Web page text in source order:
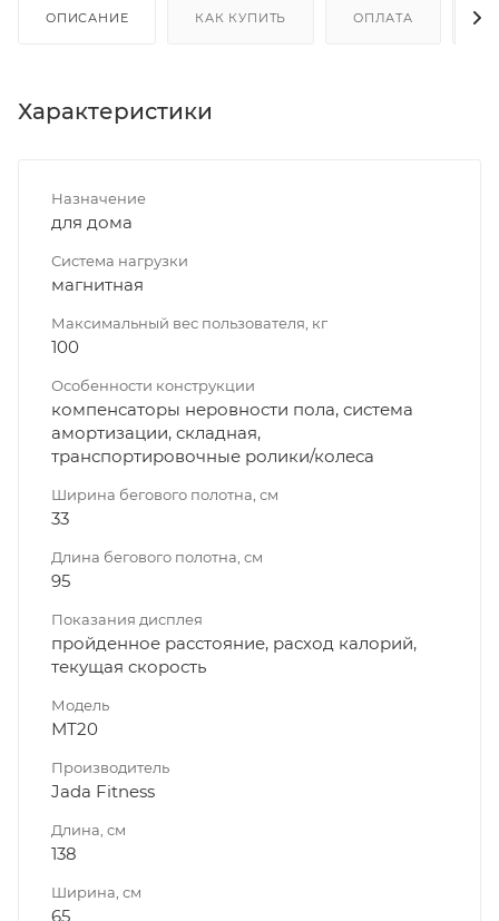
ОПИСАНИЕ КАК КУПИТЬ ОПЛАТА
Характеристики
Назначение
для дома
Система нагрузки
магнитная
Максимальный вес пользователя, кг
100
Особенности конструкции
компенсаторы неровности пола, система
амортизации, складная,
транспортировочные ролики/колеса
Ширина бегового полотна, см
33
Длина бегового полотна, см
95
Показания дисплея
пройденное расстояние, расход калорий,
текущая скорость
Модель
МТ20
Производитель
Jada Fitness
Длина, см
138
Ширина, см
65